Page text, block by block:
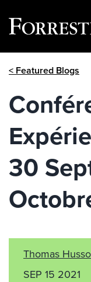
< Featured Blogs
30
Thomas
SEP 15 2021